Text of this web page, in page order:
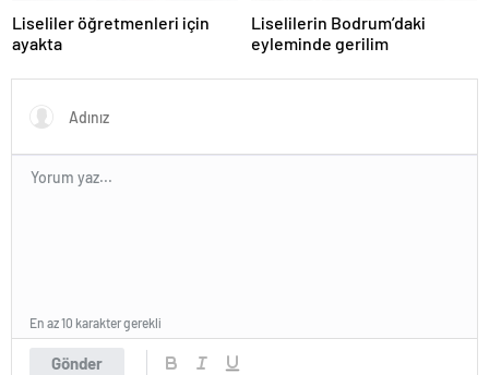
Liseliler öğretmenleri için
ayakta
Liselilerin Bodrum’daki
eyleminde gerilim
Gönder
En az 10 karakter gerekli